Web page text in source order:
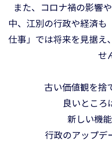
また、コロナ禍の影響
中、江別の行政や経済も
仕事」では将来を見据え
せ
古い価値観を捨
良いところ
新しい機
行政のアップデ